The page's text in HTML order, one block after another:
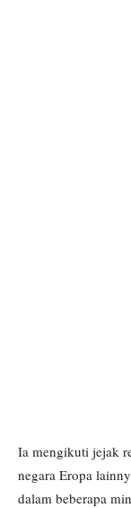
Ia mengikuti jejak
negara Eropa
dalam beberapa